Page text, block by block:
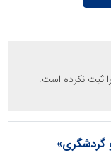
ثبت نکرده است.
گردشگری»